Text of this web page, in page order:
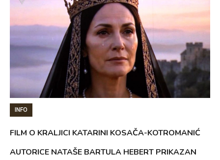
INFO
FILM O KRALJICI KATARINI KOSAČA-KOTROMANIĆ
AUTORICE NATAŠE BARTULA HEBERT PRIKAZAN